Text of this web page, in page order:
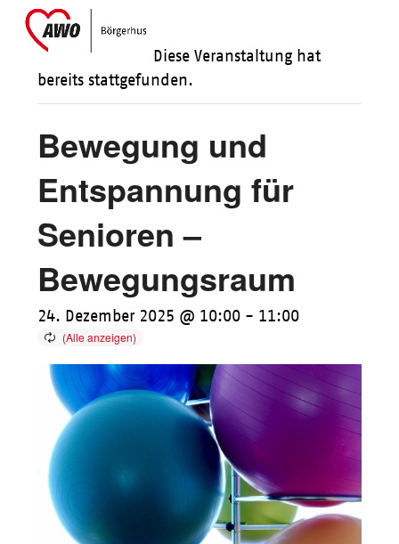
SkipOpen
mobile
Close
mobile
Diese Veranstaltung hat
bereits stattgefunden.
Bewegung und
Entspannung für
Senioren –
Bewegungsraum
24. Dezember 2025 @ 10:00 - 11:00